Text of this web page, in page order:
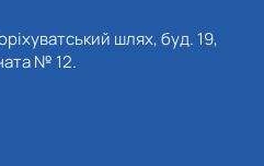
шлях, буд. 19,
№ 12.